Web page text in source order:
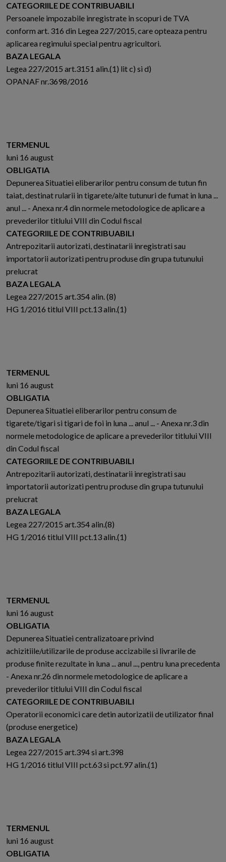
CATEGORIILE DE CONTRIBUABILI
Persoanele impozabile inregistrate in scopuri de TVA
conform art. 316 din Legea 227/2015, care opteaza pentru
aplicarea regimului special pentru agricultori.
BAZA LEGALA
Legea 227/2015 art.3151 alin.(1) lit c) si d)
OPANAF nr.3698/2016
TERMENUL
luni 16 august
OBLIGATIA
Depunerea Situatiei eliberarilor pentru consum de tutun fin
taiat, destinat rularii in tigarete/alte tutunuri de fumat in luna ...
anul ... - Anexa nr.4 din normele metodologice de aplicare a
prevederilor titlului VIII din Codul fiscal
CATEGORIILE DE CONTRIBUABILI
Antrepozitarii autorizati, destinatarii inregistrati sau
importatorii autorizati pentru produse din grupa tutunului
prelucrat
BAZA LEGALA
Legea 227/2015 art.354 alin. (8)
HG 1/2016 titlul VIII pct.13 alin.(1)
TERMENUL
luni 16 august
OBLIGATIA
Depunerea Situatiei eliberarilor pentru consum de
tigarete/tigari si tigari de foi in luna ... anul ... - Anexa nr.3 din
normele metodologice de aplicare a prevederilor titlului VIII
din Codul fiscal
CATEGORIILE DE CONTRIBUABILI
Antrepozitarii autorizati, destinatarii inregistrati sau
importatorii autorizati pentru produse din grupa tutunului
prelucrat
BAZA LEGALA
Legea 227/2015 art.354 alin.(8)
HG 1/2016 titlul VIII pct.13 alin.(1)
TERMENUL
luni 16 august
OBLIGATIA
Depunerea Situatiei centralizatoare privind
achizitiile/utilizarile de produse accizabile si livrarile de
produse finite rezultate in luna ... anul ..., pentru luna precedenta
- Anexa nr.26 din normele metodologice de aplicare a
prevederilor titlului VIII din Codul fiscal
CATEGORIILE DE CONTRIBUABILI
Operatorii economici care detin autorizatii de utilizator final
(produse energetice)
BAZA LEGALA
Legea 227/2015 art.394 si art.398
HG 1/2016 titlul VIII pct.63 si pct.97 alin.(1)
TERMENUL
luni 16 august
OBLIGATIA